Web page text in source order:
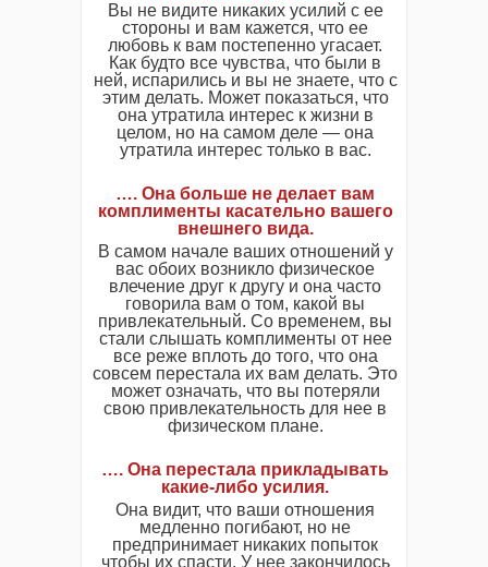
Вы не видите никаких усилий с ее
стороны и вам кажется, что ее
любовь к вам постепенно угасает.
Как будто все чувства, что были в
ней, испарились и вы не знаете, что с
этим делать. Может показаться, что
она утратила интерес к жизни в
целом, но на самом деле — она
утратила интерес только в вас.
…. Она больше не делает вам
комплименты касательно вашего
внешнего вида.
В самом начале ваших отношений у
вас обоих возникло физическое
влечение друг к другу и она часто
говорила вам о том, какой вы
привлекательный. Со временем, вы
стали слышать комплименты от нее
все реже вплоть до того, что она
совсем перестала их вам делать. Это
может означать, что вы потеряли
свою привлекательность для нее в
физическом плане.
…. Она перестала прикладывать
какие-либо усилия.
Она видит, что ваши отношения
медленно погибают, но не
предпринимает никаких попыток
чтобы их спасти. У нее закончилось